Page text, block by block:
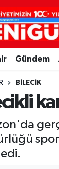
Gündem
BILECIK